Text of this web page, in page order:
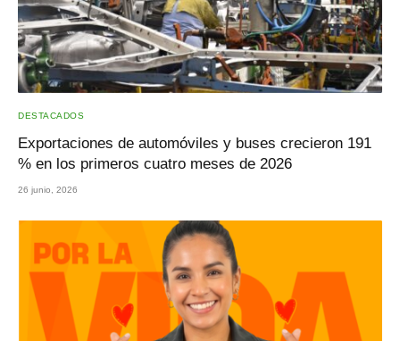
DESTACADOS
Exportaciones de automóviles y buses crecieron 191
% en los primeros cuatro meses de 2026
26 junio, 2026